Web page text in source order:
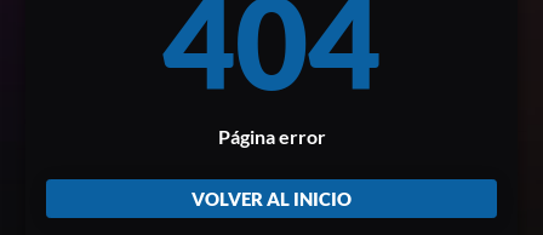
404
Página error
VOLVER AL INICIO